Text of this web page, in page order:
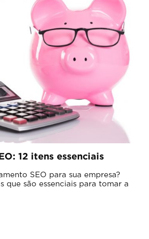
12 itens essenciais
SEO para sua empresa?
que são essenciais para tomar a